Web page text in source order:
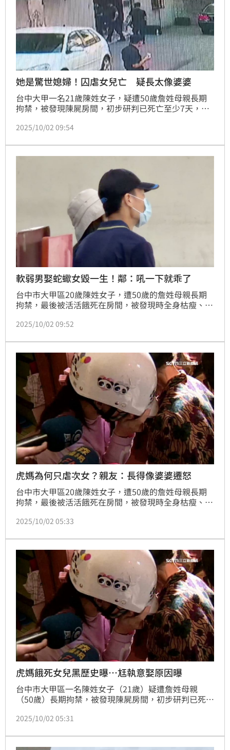
她是驚世媳婦！囚虐女兒亡 疑長太像婆婆
台中大甲一名21歲陳姓女子，疑遭50歲詹姓母親長期
拘禁，被發現陳屍房間，初步研判已死亡至少7天，且
1樓孝親房，且3天只給一餐、活活餓死。該名詹姓母親
鄰居口中的「驚世媳婦」。
2025/10/02 09:54
軟弱男娶蛇蠍女毀一生！鄰：吼一下就乖了
台中市大甲區20歲陳姓女子，遭50歲的詹姓母親長期
拘禁，最後被活活餓死在房間，被發現時全身枯瘦、脫
良」。而陳女房門僅是一般喇叭鎖，並無其他囚禁工
遭毒打一頓，變得不敢再踏出房門反抗。外界質疑，陳
父為何眼睜睜看著二女兒受虐卻不敢吭聲？鄰居透露，
陳男個性軟弱，對強勢的妻子無力反抗，「被吼一下就
乖了」。
2025/10/02 09:52
虎媽為何只虐次女？親友：長得像婆婆遷怒
台中市大甲區20歲陳姓女子，遭50歲的詹姓母親長期
拘禁，最後被活活餓死在房間，被發現時全身枯瘦、脫
上無明顯致命性外傷，死因初判為「長期極度嚴重營養
禁工具，至於為何陳女無法破門逃生或求救，以及父親
及姊姊是否知情隱匿，仍須進一步調查釐清。
2025/10/02 05:33
虎媽餓死女兒黑歷史曝…尪執意娶原因曝
台中市大甲區一名陳姓女子（21歲）疑遭詹姓母親
（50歲）長期拘禁，被發現陳屍房間，初步研判已死亡
親已被列為嫌疑人，遭法院羈押禁見。新聞一出，除了
將婆婆關在陽台還痛毆等；對於這樣的女子，陳男為何
2025/10/02 05:31